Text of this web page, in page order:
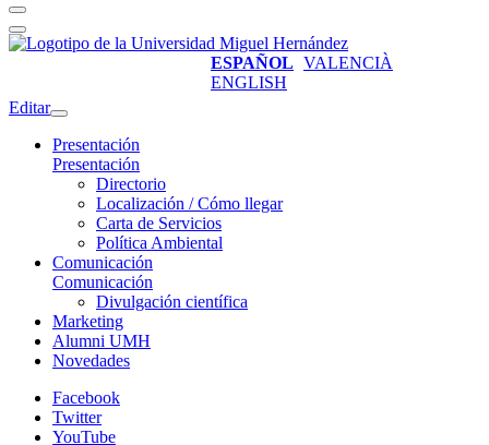
ESPAÑOL VALENCIÀ
ENGLISH
Editar
Presentación
Presentación
Directorio
Localización / Cómo llegar
Carta de Servicios
Política Ambiental
Comunicación
Comunicación
Divulgación científica
Marketing
Alumni UMH
Novedades
Facebook
Twitter
YouTube